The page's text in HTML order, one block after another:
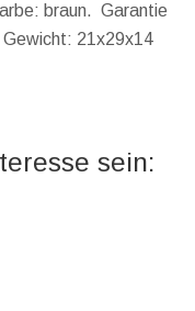
braun. Garantie
Gewicht: 21x29x14
sein: